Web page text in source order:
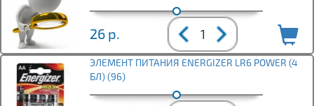
26 р.
ЭЛЕМЕНТ ПИТАНИЯ ENERGIZER LR6 POWER (4
БЛ) (96)